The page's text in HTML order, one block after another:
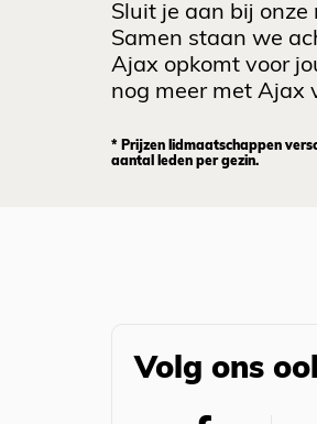
Sluit je aan bij
Samen staan we
Ajax opkomt voor
nog meer met Ajax
* Prijzen lidmaatschappen
aantal leden per gezin.
Volg ons